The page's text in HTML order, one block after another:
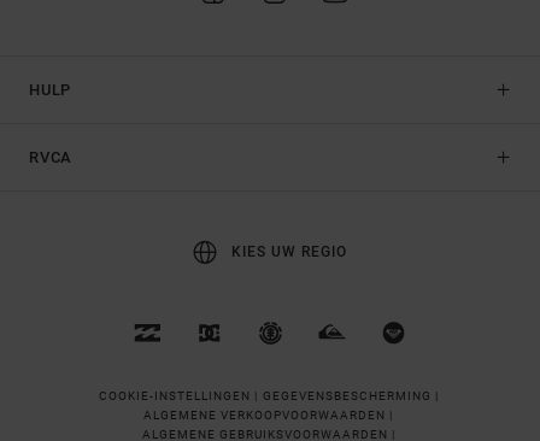
HULP
RVCA
KIES UW REGIO
COOKIE-INSTELLINGEN | GEGEVENSBESCHERMING |
ALGEMENE VERKOOPVOORWAARDEN |
ALGEMENE GEBRUIKSVOORWAARDEN |